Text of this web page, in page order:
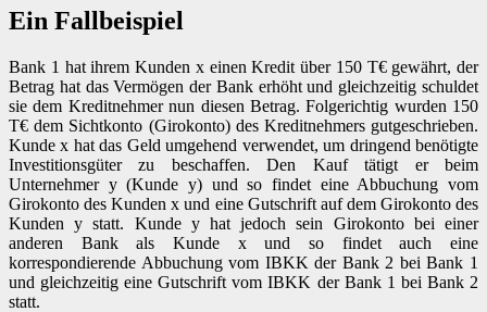
Ein Fallbeispiel
Bank 1 hat ihrem Kunden x einen Kredit über 150 T€ gewährt, der
Betrag hat das Vermögen der Bank erhöht und gleichzeitig schuldet
sie dem Kreditnehmer nun diesen Betrag. Folgerichtig wurden 150
T€ dem Sichtkonto (Girokonto) des Kreditnehmers gutgeschrieben.
Kunde x hat das Geld umgehend verwendet, um dringend benötigte
Investitionsgüter zu beschaffen. Den Kauf tätigt er beim
Unternehmer y (Kunde y) und so findet eine Abbuchung vom
Girokonto des Kunden x und eine Gutschrift auf dem Girokonto des
Kunden y statt. Kunde y hat jedoch sein Girokonto bei einer
anderen Bank als Kunde x und so findet auch eine
korrespondierende Abbuchung vom IBKK der Bank 2 bei Bank 1
und gleichzeitig eine Gutschrift vom IBKK der Bank 1 bei Bank 2
statt.